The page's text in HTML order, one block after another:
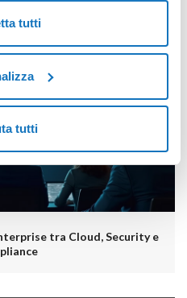
tutti
tutti
ANCHE:
tra Cloud, Security e